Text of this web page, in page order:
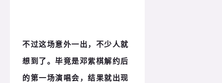
不过这场意外一出，不少人就
想到了。毕竟是邓紫棋解约后
的第一场演唱会，结果就出现